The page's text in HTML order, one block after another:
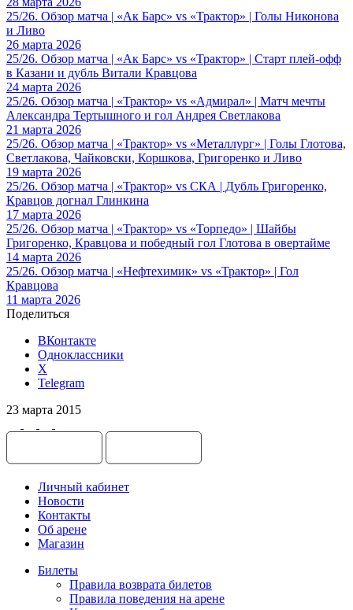
25/26. Обзор матча | «Ак Барс» vs «Трактор» | Голы Никонова
и Ливо
26 марта 2026
25/26. Обзор матча | «Ак Барс» vs «Трактор» | Старт плей-офф
в Казани и дубль Витали Кравцова
24 марта 2026
25/26. Обзор матча | «Трактор» vs «Адмирал» | Матч мечты
Александра Тертышного и гол Андрея Светлакова
21 марта 2026
25/26. Обзор матча | «Трактор» vs «Металлург» | Голы Глотова,
Светлакова, Чайковски, Коршкова, Григоренко и Ливо
19 марта 2026
25/26. Обзор матча | «Трактор» vs СКА | Дубль Григоренко,
Кравцов догнал Глинкина
17 марта 2026
25/26. Обзор матча | «Трактор» vs «Торпедо» | Шайбы
Григоренко, Кравцова и победный гол Глотова в овертайме
14 марта 2026
25/26. Обзор матча | «Нефтехимик» vs «Трактор» | Гол
Кравцова
11 марта 2026
Поделиться
ВКонтакте
Одноклассники
X
Telegram
23 марта 2015
Личный кабинет
Новости
Контакты
Об арене
Магазин
Билеты
Правила возврата билетов
Правила поведения на арене